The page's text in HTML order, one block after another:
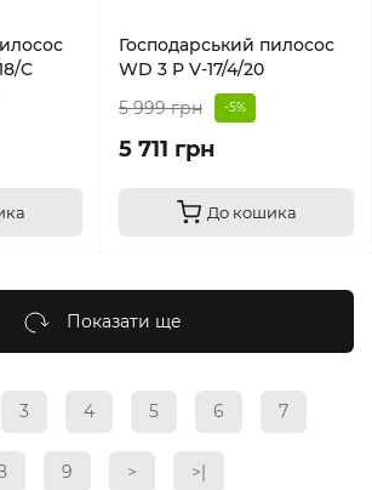
C
Господарський пилосос
WD 3 P V-17/4/20
5 999 грн
-5%
5 711 грн
До кошика
Показати ще
3 4 5 6 7
9 > >|